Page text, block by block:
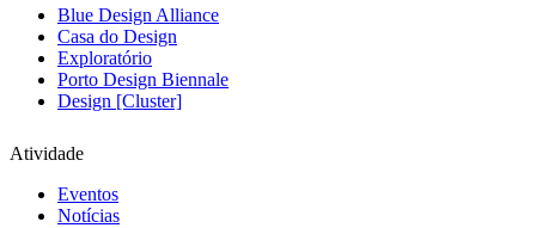
Blue Design Alliance
Casa do Design
Exploratório
Porto Design Biennale
Design [Cluster]
Atividade
Eventos
Notícias